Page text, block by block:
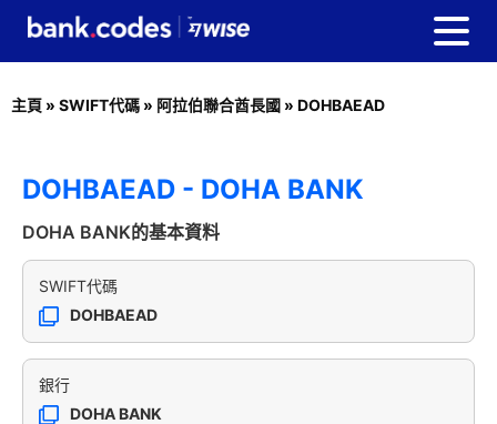
主頁 » SWIFT代碼 » 阿拉伯聯合酋長國 » DOHBAEAD
DOHBAEAD - DOHA BANK
DOHA BANK的基本資料
SWIFT代碼
DOHBAEAD
銀行
DOHA BANK